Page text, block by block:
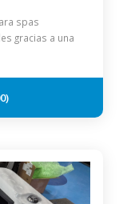
spas
gracias a una